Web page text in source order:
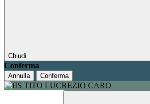
Chiudi
Conferma
Annulla Conferma